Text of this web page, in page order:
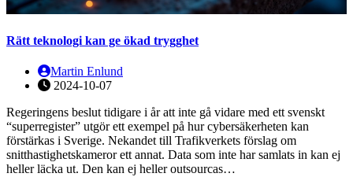
Rätt teknologi kan ge ökad trygghet
Martin Enlund
2024-10-07
Regeringens beslut tidigare i år att inte gå vidare med ett svenskt
“superregister” utgör ett exempel på hur cybersäkerheten kan
förstärkas i Sverige. Nekandet till Trafikverkets förslag om
snitthastighetskameror ett annat. Data som inte har samlats in kan ej
heller läcka ut. Den kan ej heller outsourcas…